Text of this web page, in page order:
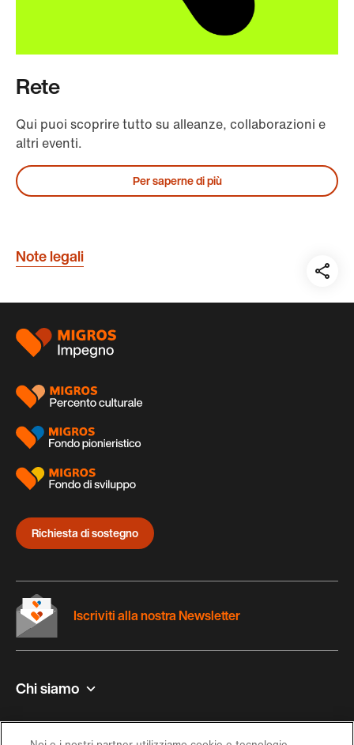
Rete
Qui puoi scoprire tutto su alleanze, collaborazioni e
altri eventi.
Per saperne di più
Note legali
auf:
Piè
pagina
Richiesta di sostegno
Chi siamo
Iscriviti alla nostra Newsletter